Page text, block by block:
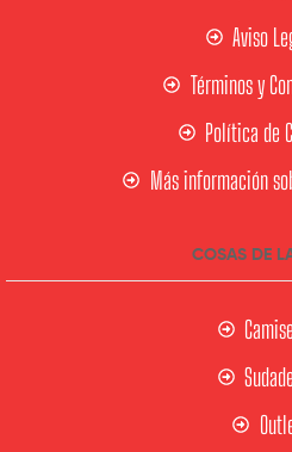
Aviso
Términos y
Política de
Más información
COSAS DE